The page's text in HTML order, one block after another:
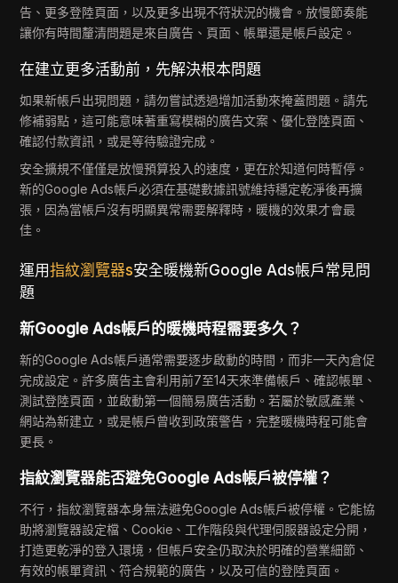
告、更多登陸頁面，以及更多出現不符狀況的機會。放慢節奏能
讓你有時間釐清問題是來自廣告、頁面、帳單還是帳戶設定。
在建立更多活動前，先解決根本問題
如果新帳戶出現問題，請勿嘗試透過增加活動來掩蓋問題。請先
修補弱點，這可能意味著重寫模糊的廣告文案、優化登陸頁面、
確認付款資訊，或是等待驗證完成。
安全擴規不僅僅是放慢預算投入的速度，更在於知道何時暫停。
新的Google Ads帳戶必須在基礎數據訊號維持穩定乾淨後再擴
張，因為當帳戶沒有明顯異常需要解釋時，暖機的效果才會最
佳。
運用指紋瀏覽器s安全暖機新Google Ads帳戶常見問
題
新Google Ads帳戶的暖機時程需要多久？
新的Google Ads帳戶通常需要逐步啟動的時間，而非一天內倉促
完成設定。許多廣告主會利用前7至14天來準備帳戶、確認帳單、
測試登陸頁面，並啟動第一個簡易廣告活動。若屬於敏感產業、
網站為新建立，或是帳戶曾收到政策警告，完整暖機時程可能會
更長。
指紋瀏覽器能否避免Google Ads帳戶被停權？
不行，指紋瀏覽器本身無法避免Google Ads帳戶被停權。它能協
助將瀏覽器設定檔、Cookie、工作階段與代理伺服器設定分開，
打造更乾淨的登入環境，但帳戶安全仍取決於明確的營業細節、
有效的帳單資訊、符合規範的廣告，以及可信的登陸頁面。